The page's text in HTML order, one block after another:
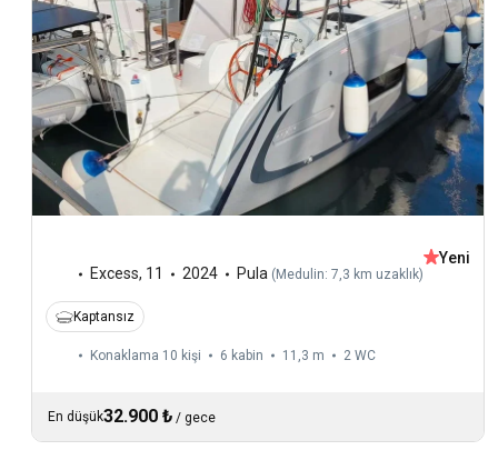
Excess, 11 2024 Pula ( Medulin: 7,3 km uzaklık)
Yeni
Kaptansız
Konaklama 10 kişi 6 kabin 11,3 m 2 WC
En düşük32.900 ₺ / gece